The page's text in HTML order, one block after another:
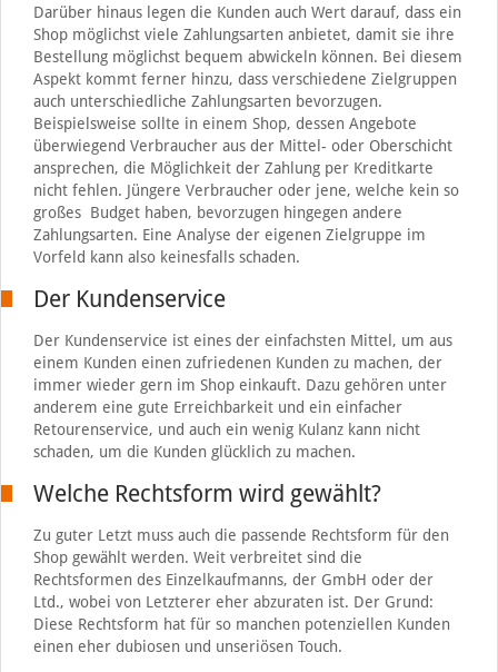
Darüber hinaus legen die Kunden auch Wert darauf, dass ein
Shop möglichst viele Zahlungsarten anbietet, damit sie ihre
Bestellung möglichst bequem abwickeln können. Bei diesem
Aspekt kommt ferner hinzu, dass verschiedene Zielgruppen
auch unterschiedliche Zahlungsarten bevorzugen.
Beispielsweise sollte in einem Shop, dessen Angebote
überwiegend Verbraucher aus der Mittel- oder Oberschicht
ansprechen, die Möglichkeit der Zahlung per Kreditkarte
nicht fehlen. Jüngere Verbraucher oder jene, welche kein so
großes Budget haben, bevorzugen hingegen andere
Zahlungsarten. Eine Analyse der eigenen Zielgruppe im
Vorfeld kann also keinesfalls schaden.
Der Kundenservice
Der Kundenservice ist eines der einfachsten Mittel, um aus
einem Kunden einen zufriedenen Kunden zu machen, der
immer wieder gern im Shop einkauft. Dazu gehören unter
anderem eine gute Erreichbarkeit und ein einfacher
Retourenservice, und auch ein wenig Kulanz kann nicht
schaden, um die Kunden glücklich zu machen.
Welche Rechtsform wird gewählt?
Zu guter Letzt muss auch die passende Rechtsform für den
Shop gewählt werden. Weit verbreitet sind die
Rechtsformen des Einzelkaufmanns, der GmbH oder der
Ltd., wobei von Letzterer eher abzuraten ist. Der Grund:
Diese Rechtsform hat für so manchen potenziellen Kunden
einen eher dubiosen und unseriösen Touch.